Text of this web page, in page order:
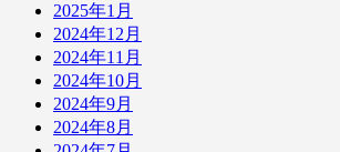
2025年1月
2024年12月
2024年11月
2024年10月
2024年9月
2024年8月